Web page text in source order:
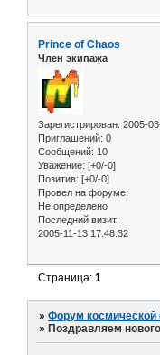
Prince of Chaos
Член экипажа
Зарегистрирован: 2005-
Приглашений: 0
Сообщений: 10
Уважение: [+0/-0]
Позитив: [+0/-0]
Провел на форуме:
Не определено
Последний визит:
2005-11-13 17:48:32
Страница:1
»Форум
» Поздравляем